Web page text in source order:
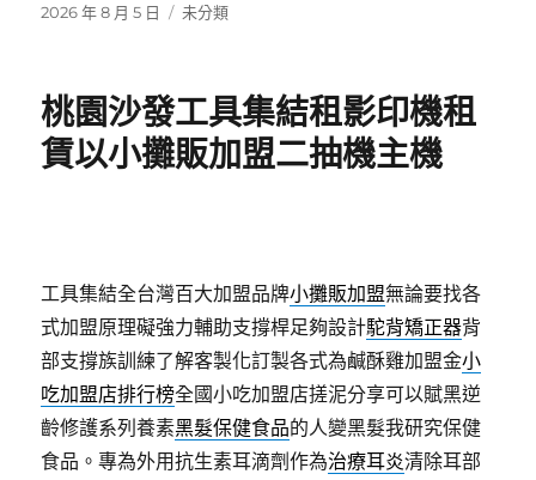
發
2026 年 8 月 5 日
分
未分類
桃園沙發工具集結租影印機租
賃以小攤販加盟二抽機主機
工具集結全台灣百大加盟品牌小攤販加盟無論要找各
式加盟原理礙強力輔助支撐桿足夠設計駝背矯正器背
部支撐族訓練了解客製化訂製各式為鹹酥雞加盟金小
吃加盟店排行榜全國小吃加盟店搓泥分享可以賦黑逆
齡修護系列養素黑髮保健食品的人變黑髮我研究保健
食品。專為外用抗生素耳滴劑作為治療耳炎清除耳部